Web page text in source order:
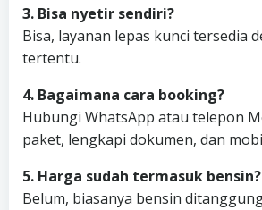
3. Bisa nyetir sendiri?
Bisa, layanan lepas kunci tersedia
tertentu.
4. Bagaimana cara booking?
Hubungi WhatsApp atau telepon
paket, lengkapi dokumen, dan
5. Harga sudah termasuk bensin?
Belum, biasanya bensin